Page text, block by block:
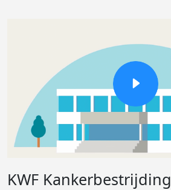
KWF Kankerbestrijding